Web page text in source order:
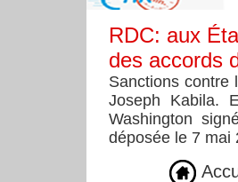
RDC: aux
des accords
Sanctions contre
Joseph Kabila.
Washington
déposée le 7 mai